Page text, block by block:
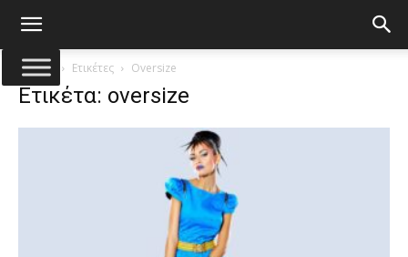
Αρχική Ετικέτες Oversize
Ετικέτα: oversize